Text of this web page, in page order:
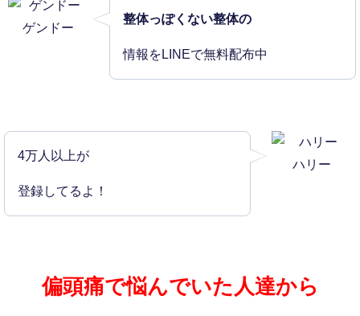
ゲンドー
整体っぽくない整体の
情報をLINEで無料配布中
ハリー
4万人以上が
登録してるよ！
偏頭痛で悩んでいた人達から